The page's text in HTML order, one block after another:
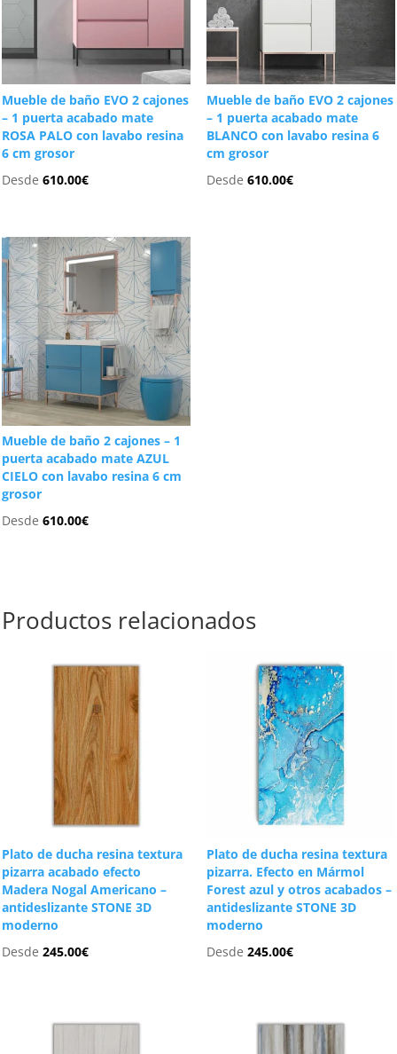
Mueble de baño EVO 2 cajones
– 1 puerta acabado mate
ROSA PALO con lavabo resina
6 cm grosor
Desde610.00€
Mueble de baño EVO 2 cajones
– 1 puerta acabado mate
BLANCO con lavabo resina 6
cm grosor
Desde 610.00€
Mueble de baño 2 cajones – 1
puerta acabado mate AZUL
CIELO con lavabo resina 6 cm
grosor
Desde610.00€
Productos relacionados
Plato de ducha resina textura
pizarra acabado efecto
Madera Nogal Americano –
antideslizante STONE 3D
moderno
Desde245.00€
Plato de ducha resina textura
pizarra. Efecto en Mármol
Forest azul y otros acabados –
antideslizante STONE 3D
moderno
Desde 245.00€